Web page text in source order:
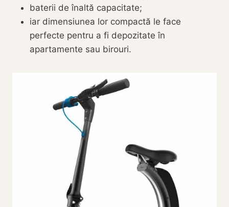
baterii de înaltă capacitate;
iar dimensiunea lor compactă le face
perfecte pentru a fi depozitate în
apartamente sau birouri.